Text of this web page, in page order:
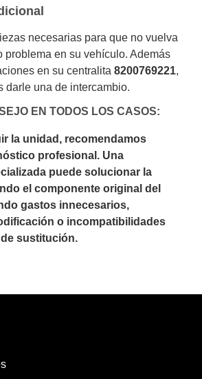
necesarias para que no vuelva
problema en su vehículo. Además
en su centralita8200769221,
darle una de intercambio.
EN TODOS LOS CASOS:
la unidad, recomendamos
profesional. Una
puede solucionar la
el componente original del
gastos innecesarios,
o incompatibilidades
sustitución.